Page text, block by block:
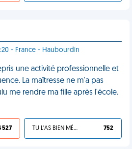
- France - Haubourdin
une activité professionnelle et
La maîtresse ne m'a pas
me rendre ma fille après l'école.
527 TU L'AS BIEN MÉRITÉ 752